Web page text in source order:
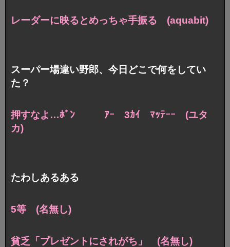
レーダーに映るとめっちゃ手振る (aquabit)
スーパー場違い野郎、今日どこで何をしてい
た？
押すなよ…ﾎﾞﾝ ｱｰ 3ｶｲ ﾏｯﾃｰｰ (ユタ
カ)
たわしあるある
5等 (名無し)
貧乏「プレゼントにされがち」 (名無し)